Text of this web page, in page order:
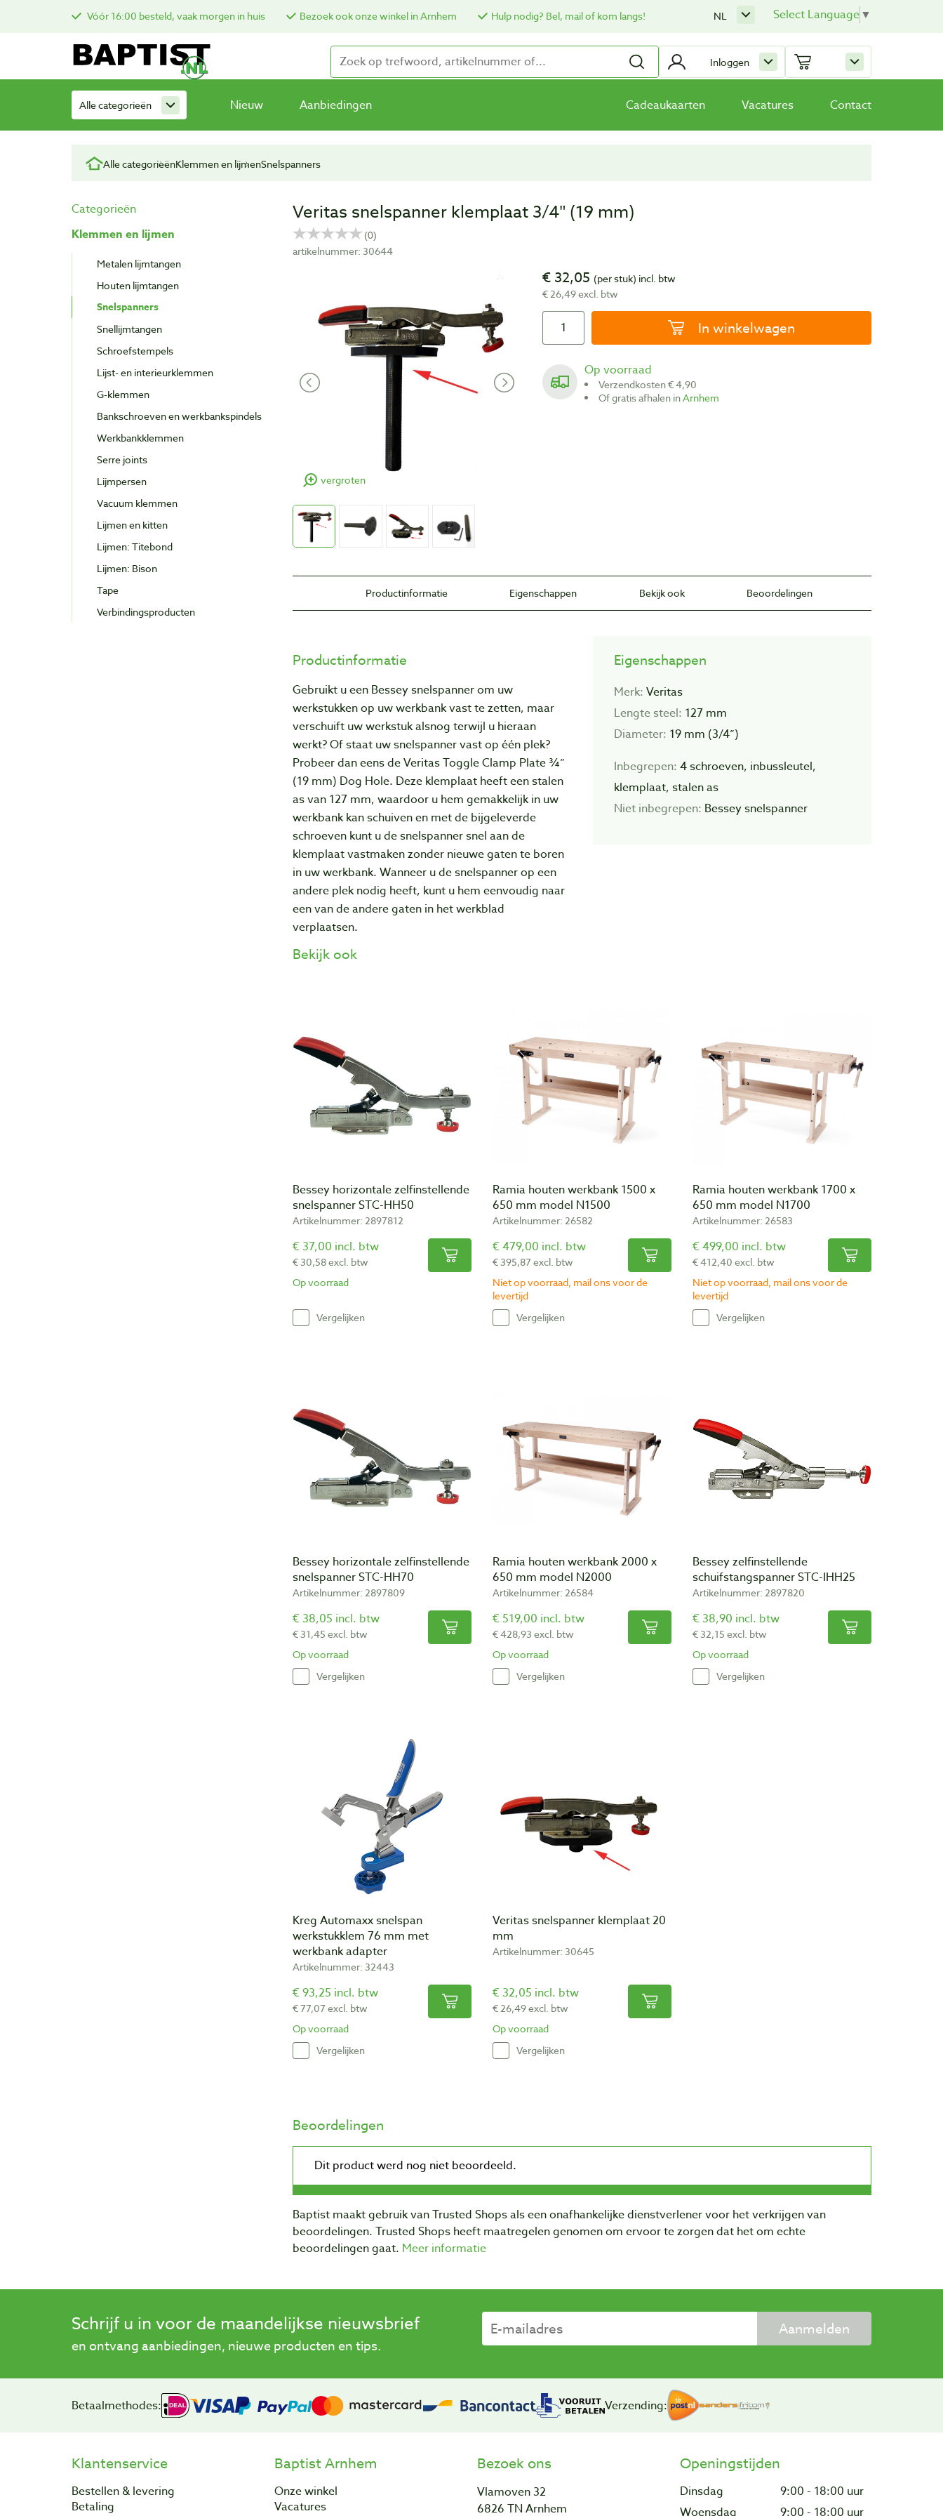
Vóór 16:00 besteld, vaak morgen in huis Bezoek ook onze winkel in Arnhem Hulp nodig? Bel, mail of kom langs! Select Language▼
NL
Inloggen
Alle categorieën Nieuw Aanbiedingen Cadeaukaarten Vacatures Contact
Alle categorieënKlemmen en lijmenSnelspanners
Categorieën
Klemmen en lijmen
Metalen lijmtangen
Houten lijmtangen
Snelspanners
Snellijmtangen
Schroefstempels
Lijst- en interieurklemmen
G-klemmen
Bankschroeven en werkbankspindels
Werkbankklemmen
Serre joints
Lijmpersen
Vacuum klemmen
Lijmen en kitten
Lijmen: Titebond
Lijmen: Bison
Tape
Verbindingsproducten
Veritas snelspanner klemplaat 3/4″ (19 mm)
artikelnummer: 30644
vergroten
€ 32,05 (per stuk) incl. btw
€ 26,49 excl. btw
In winkelwagen
Op voorraad
Verzendkosten € 4,90
Of gratis afhalen inArnhem
Productinformatie Eigenschappen Bekijk ook Beoordelingen
Productinformatie
Gebruikt u een Bessey snelspanner om uw
werkstukken op uw werkbank vast te zetten, maar
verschuift uw werkstuk alsnog terwijl u hieraan
werkt? Of staat uw snelspanner vast op één plek?
Probeer dan eens de Veritas Toggle Clamp Plate ¾”
(19 mm) Dog Hole. Deze klemplaat heeft een stalen
as van 127 mm, waardoor u hem gemakkelijk in uw
werkbank kan schuiven en met de bijgeleverde
schroeven kunt u de snelspanner snel aan de
klemplaat vastmaken zonder nieuwe gaten te boren
in uw werkbank. Wanneer u de snelspanner op een
andere plek nodig heeft, kunt u hem eenvoudig naar
een van de andere gaten in het werkblad
verplaatsen.
Eigenschappen
Merk: Veritas
Lengte steel: 127 mm
Diameter: 19 mm (3/4”)
Inbegrepen: 4 schroeven, inbussleutel,
klemplaat, stalen as
Niet inbegrepen: Bessey snelspanner
Bekijk ook
Bessey horizontale zelfinstellende
snelspanner STC-HH50
Artikelnummer: 2897812
€ 37,00 incl. btw
€ 30,58 excl. btw
Op voorraad
Vergelijken
Ramia houten werkbank 1500 x
650 mm model N1500
Artikelnummer: 26582
€ 479,00 incl. btw
€ 395,87 excl. btw
Niet op voorraad, mail ons voor de
levertijd
Vergelijken
Ramia houten werkbank 1700 x
650 mm model N1700
Artikelnummer: 26583
€ 499,00 incl. btw
€ 412,40 excl. btw
Niet op voorraad, mail ons voor de
levertijd
Vergelijken
Bessey horizontale zelfinstellende
snelspanner STC-HH70
Artikelnummer: 2897809
€ 38,05 incl. btw
€ 31,45 excl. btw
Op voorraad
Vergelijken
Ramia houten werkbank 2000 x
650 mm model N2000
Artikelnummer: 26584
€ 519,00 incl. btw
€ 428,93 excl. btw
Op voorraad
Vergelijken
Bessey zelfinstellende
schuifstangspanner STC-IHH25
Artikelnummer: 2897820
€ 38,90 incl. btw
€ 32,15 excl. btw
Op voorraad
Vergelijken
Kreg Automaxx snelspan
werkstukklem 76 mm met
werkbank adapter
Artikelnummer: 32443
€ 93,25 incl. btw
€ 77,07 excl. btw
Op voorraad
Vergelijken
Veritas snelspanner klemplaat 20
mm
Artikelnummer: 30645
€ 32,05 incl. btw
€ 26,49 excl. btw
Op voorraad
Vergelijken
Beoordelingen
Baptist maakt gebruik van Trusted Shops als een onafhankelijke dienstverlener voor het verkrijgen van
beoordelingen. Trusted Shops heeft maatregelen genomen om ervoor te zorgen dat het om echte
beoordelingen gaat. Meer informatie
Schrijf u in voor de maandelijkse nieuwsbrief
en ontvang aanbiedingen, nieuwe producten en tips.
Aanmelden
Betaalmethodes: Verzending:
Klantenservice
Bestellen & levering
Betaling
Baptist Arnhem
Onze winkel
Vacatures
Bezoek ons
Vlamoven 32
6826 TN Arnhem
Openingstijden
Dinsdag
9:00 - 18:00 uur